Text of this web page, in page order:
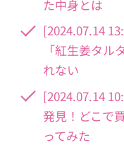
た中身とは
[2024.07.14
「紅生姜タ
れない
[2024.07.14
発見！どこで
ってみた